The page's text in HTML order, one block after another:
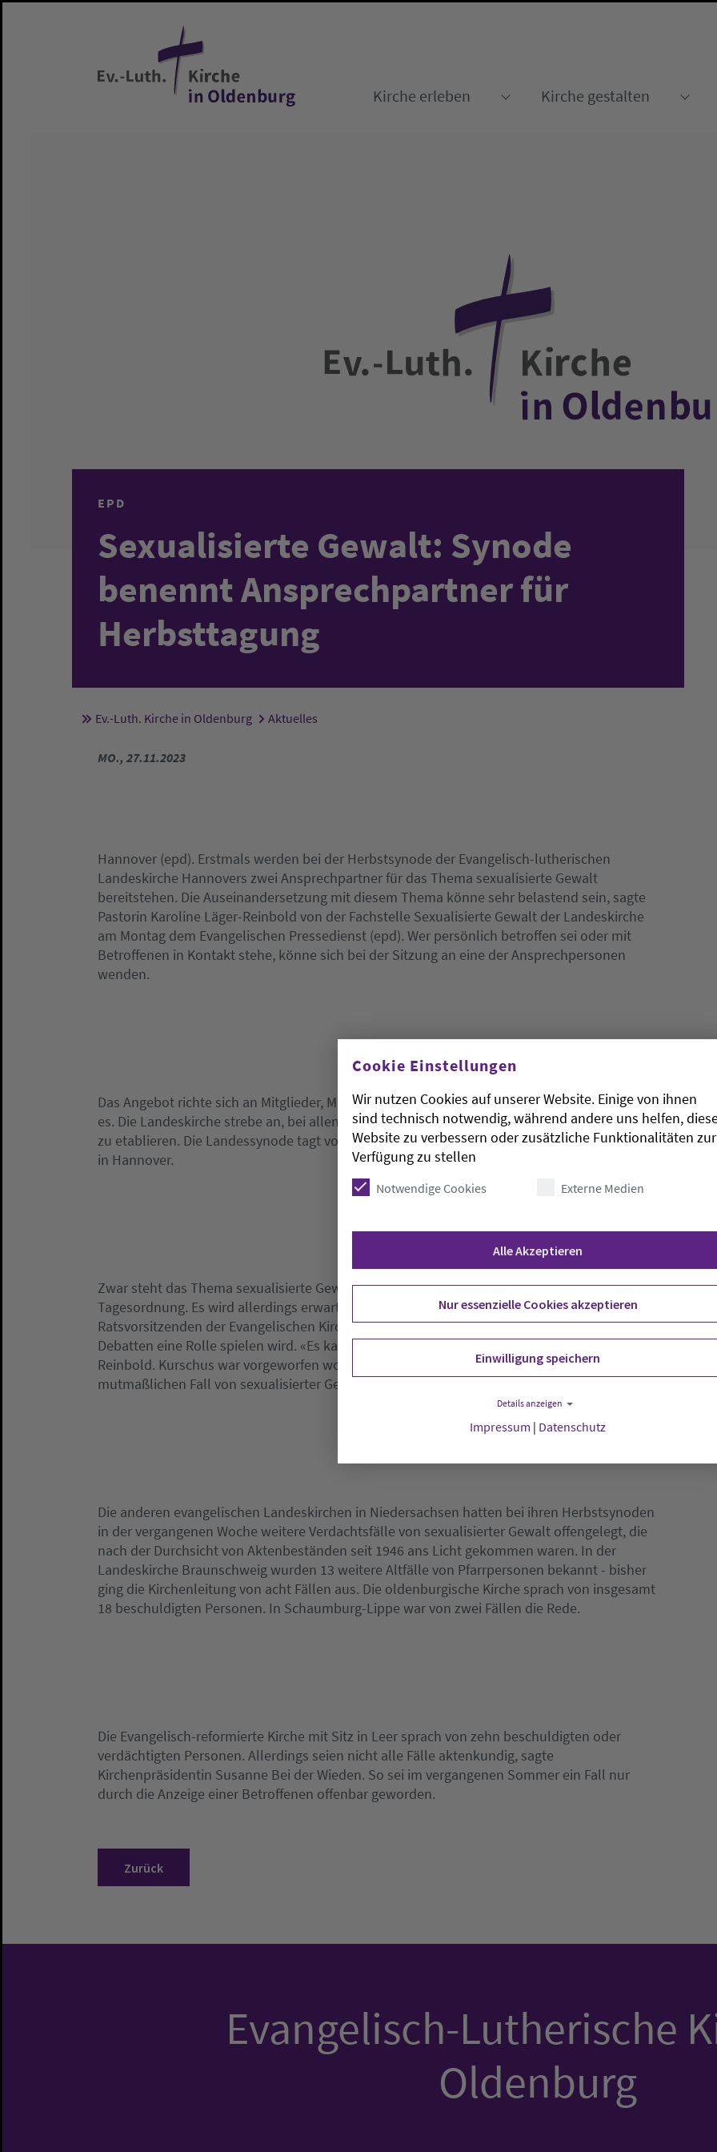
Kirche erleben
Kirche gestalten
EPD
Sexualisierte Gewalt: Synode
benennt Ansprechpartner für
Herbsttagung
Sie sind hier:
Ev.-Luth. Kirche in Oldenburg Aktuelles
MO., 27.11.2023
Hannover (epd). Erstmals werden bei der Herbstsynode der Evangelisch-lutherischen
Landeskirche Hannovers zwei Ansprechpartner für das Thema sexualisierte Gewalt
bereitstehen. Die Auseinandersetzung mit diesem Thema könne sehr belastend sein, sagte
Pastorin Karoline Läger-Reinbold von der Fachstelle Sexualisierte Gewalt der Landeskirche
am Montag dem Evangelischen Pressedienst (epd). Wer persönlich betroffen sei oder mit
Betroffenen in Kontakt stehe, könne sich bei der Sitzung an eine der Ansprechpersonen
wenden.
Das Angebot richte sich an Mitglieder, Mitarbeitende und Gäste des Kirchenparlamentes, hieß
es. Die Landeskirche strebe an, bei allen größeren Veranstaltungen künftig Schutzkonzepte
zu etablieren. Die Landessynode tagt von Dienstag bis Freitag im diakonischen Henriettenstift
in Hannover.
Zwar steht das Thema sexualisierte Gewalt bei der Herbstsitzung nicht ausdrücklich auf der
Tagesordnung. Es wird allerdings erwartet, dass es nach dem Rücktritt der früheren
Ratsvorsitzenden der Evangelischen Kirche in Deutschland (EKD), Annette Kurschus, in den
Debatten eine Rolle spielen wird. «Es kann immer irgendwo aufploppen», sagte Läger-
Reinbold. Kurschus war vorgeworfen worden, sie sei nicht transparent mit einem
mutmaßlichen Fall von sexualisierter Gewalt umgegangen.
Die anderen evangelischen Landeskirchen in Niedersachsen hatten bei ihren Herbstsynoden
in der vergangenen Woche weitere Verdachtsfälle von sexualisierter Gewalt offengelegt, die
nach der Durchsicht von Aktenbeständen seit 1946 ans Licht gekommen waren. In der
Landeskirche Braunschweig wurden 13 weitere Altfälle von Pfarrpersonen bekannt - bisher
ging die Kirchenleitung von acht Fällen aus. Die oldenburgische Kirche sprach von insgesamt
18 beschuldigten Personen. In Schaumburg-Lippe war von zwei Fällen die Rede.
Die Evangelisch-reformierte Kirche mit Sitz in Leer sprach von zehn beschuldigten oder
verdächtigten Personen. Allerdings seien nicht alle Fälle aktenkundig, sagte
Kirchenpräsidentin Susanne Bei der Wieden. So sei im vergangenen Sommer ein Fall nur
durch die Anzeige einer Betroffenen offenbar geworden.
Zurück
Evangelisch-Lutherische
Oldenburg
Cookie Einstellungen
Wir nutzen Cookies auf unserer Website. Einige von ihnen
sind technisch notwendig, während andere uns helfen,
Website zu verbessern oder zusätzliche Funktionalitäten zur
Verfügung zu stellen
Notwendige Cookies Externe Medien
Alle Akzeptieren
Nur essenzielle Cookies akzeptieren
Einwilligung speichern
Details anzeigen
Impressum | Datenschutz